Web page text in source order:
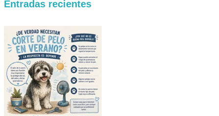
Entradas recientes